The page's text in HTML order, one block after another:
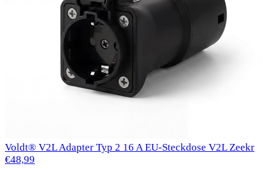
Voldt® V2L Adapter Typ 2 16 A EU-Steckdose V2L Zeekr
€48,99